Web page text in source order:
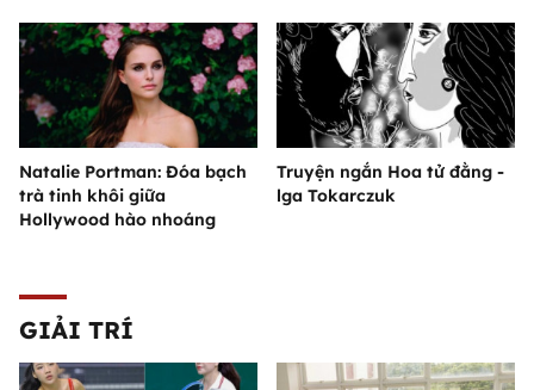
Natalie Portman: Đóa bạch
trà tinh khôi giữa
Hollywood hào nhoáng
Truyện ngắn Hoa tử đằng -
lga Tokarczuk
GIẢI TRÍ